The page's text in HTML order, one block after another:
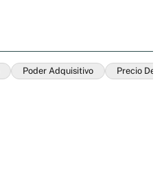
Poder Adquisitivo Precio Del